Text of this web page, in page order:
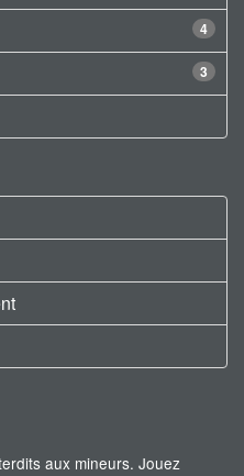
4
3
aux mineurs. Jouez